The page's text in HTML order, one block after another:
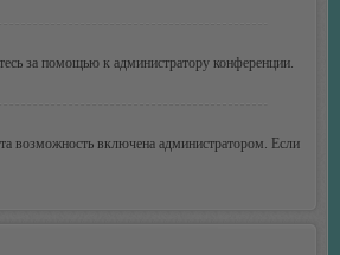
за помощью к администратору конференции.
возможность включена администратором. Если